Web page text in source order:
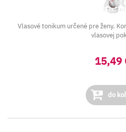
Vlasové tonikum určené pre ženy.
vlasovej
15,49
do